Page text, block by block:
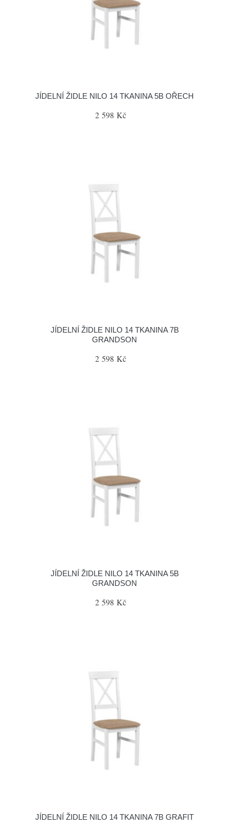
JÍDELNÍ ŽIDLE NILO 14 TKANINA 5B OŘECH
2 598 Kč
JÍDELNÍ ŽIDLE NILO 14 TKANINA 7B
GRANDSON
2 598 Kč
JÍDELNÍ ŽIDLE NILO 14 TKANINA 5B
GRANDSON
2 598 Kč
JÍDELNÍ ŽIDLE NILO 14 TKANINA 7B GRAFIT